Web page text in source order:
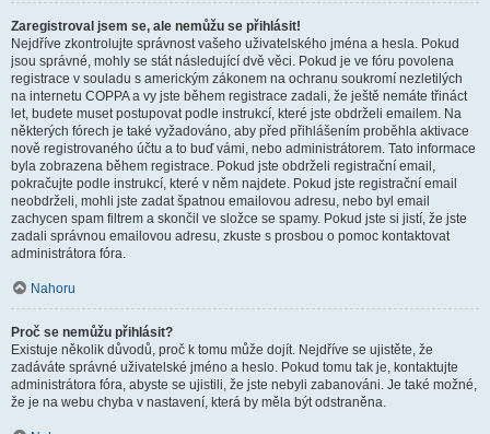
Zaregistroval jsem se, ale nemůžu se přihlásit!
Nejdříve zkontrolujte správnost vašeho uživatelského jména a hesla. Pokud
jsou správné, mohly se stát následující dvě věci. Pokud je ve fóru povolena
registrace v souladu s americkým zákonem na ochranu soukromí nezletilých
na internetu COPPA a vy jste během registrace zadali, že ještě nemáte třináct
let, budete muset postupovat podle instrukcí, které jste obdrželi emailem. Na
některých fórech je také vyžadováno, aby před přihlášením proběhla aktivace
nově registrovaného účtu a to buď vámi, nebo administrátorem. Tato informace
byla zobrazena během registrace. Pokud jste obdrželi registrační email,
pokračujte podle instrukcí, které v něm najdete. Pokud jste registrační email
neobdrželi, mohli jste zadat špatnou emailovou adresu, nebo byl email
zachycen spam filtrem a skončil ve složce se spamy. Pokud jste si jistí, že jste
zadali správnou emailovou adresu, zkuste s prosbou o pomoc kontaktovat
administrátora fóra.
Nahoru
Proč se nemůžu přihlásit?
Existuje několik důvodů, proč k tomu může dojít. Nejdříve se ujistěte, že
zadáváte správné uživatelské jméno a heslo. Pokud tomu tak je, kontaktujte
administrátora fóra, abyste se ujistili, že jste nebyli zabanováni. Je také možné,
že je na webu chyba v nastavení, která by měla být odstraněna.